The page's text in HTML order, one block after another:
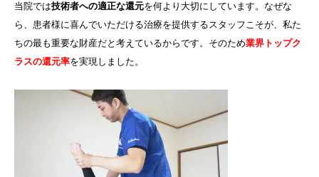
当院では技術者への適正な還元を何より大切にしています。なぜな
ら、患者様に喜んでいただける治療を提供するスタッフこそが、私た
ちの最も重要な財産だと考えているからです。そのため業界トップク
ラスの還元率を実現しました。